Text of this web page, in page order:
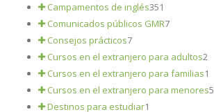
Campamentos de inglés351
Comunicados públicos GMR7
Consejos prácticos7
Cursos en el extranjero para adultos2
Cursos en el extranjero para familias1
Cursos en el extranjero para menores5
Destinos para estudiar1